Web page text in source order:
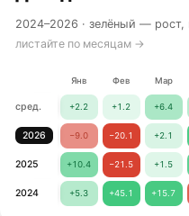
2024–2026 ·зелёный — рост,
листайте по месяцам →
Янв Фев Мар
сред. +2.2 +1.2 +6.4
2026 −9.0 −20.1 +2.1
2025 +10.4 −21.5 +1.5
2024 +5.3 +45.1 +15.7